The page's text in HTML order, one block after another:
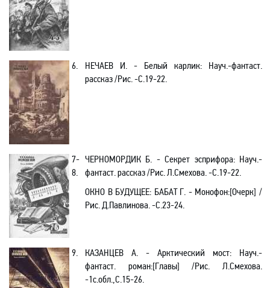
6.
НЕЧАЕВ И. - Белый карлик: Науч.-фантаст.
рассказ /Рис. -C.19-22.
7-
8.
ЧЕРНОМОРДИК Б. - Секрет эсприфора: Науч.-
фантаст. рассказ /Рис. Л.Смехова. -C.19-22.
ОКНО В БУДУЩЕЕ: БАБАТ Г. - Монофон:[Очерк]/
Рис. Д.Павлинова. -C.23-24.
9.
КАЗАНЦЕВ А. - Арктический мост: Науч.-
фантаст. роман:[Главы] /Рис. Л.Смехова.
-1с.обл.,С.15-26.